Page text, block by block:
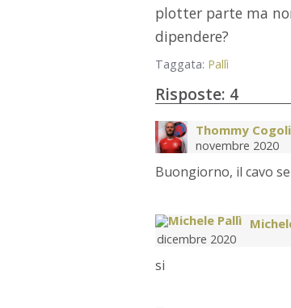
plotter parte ma
dipendere?
Taggata: Pallì
Risposte: 4
Thommy Cogoli
novembre 2020
Buongiorno, il cavo
dicembre 2020
si